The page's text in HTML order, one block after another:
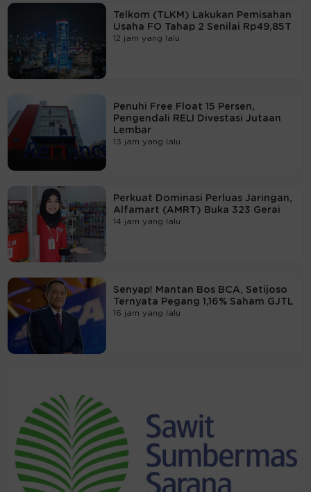
Telkom (TLKM) Lakukan Pemisahan
Usaha FO Tahap 2 Senilai Rp49,85T
12 jam yang lalu
Penuhi Free Float 15 Persen,
Pengendali RELI Divestasi Jutaan
Lembar
13 jam yang lalu
Perkuat Dominasi Perluas Jaringan,
Alfamart (AMRT) Buka 323 Gerai
14 jam yang lalu
Senyap! Mantan Bos BCA, Setijoso
Ternyata Pegang 1,16% Saham GJTL
16 jam yang lalu